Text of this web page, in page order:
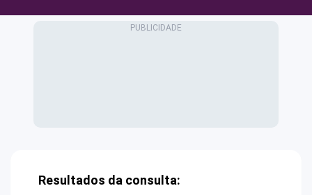
Resultados da consulta: